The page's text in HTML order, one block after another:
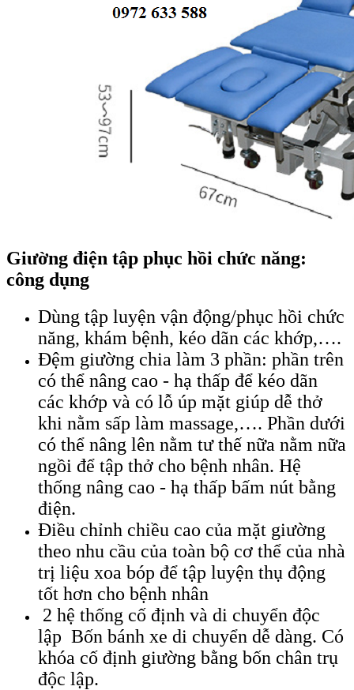
Giường điện tập phục hồi chức năng:
công dụng
Dùng tập luyện vận động/phục hồi chức
năng, khám bệnh, kéo dãn các khớp,….
Đệm giường chia làm 3 phần: phần trên
có thể nâng cao - hạ thấp để kéo dãn
các khớp và có lỗ úp mặt giúp dễ thở
khi nằm sấp làm massage,…. Phần dưới
có thể nâng lên nằm tư thế nữa nằm nữa
ngồi để tập thở cho bệnh nhân. Hệ
thống nâng cao - hạ thấp bấm nút bằng
điện.
Điều chỉnh chiều cao của mặt giường
theo nhu cầu của toàn bộ cơ thể của nhà
trị liệu xoa bóp để tập luyện thụ động
tốt hơn cho bệnh nhân
2 hệ thống cố định và di chuyển độc
lập Bốn bánh xe di chuyển dễ dàng. Có
khóa cố định giường bằng bốn chân trụ
độc lập.